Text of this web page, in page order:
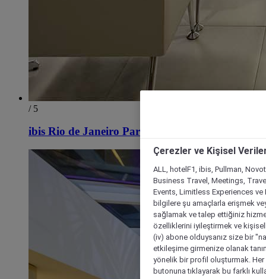
/ 5
ibis Rio de Janeiro Parque Olimpico
Çerezler ve Kişisel
ALL, hotelF1, ibis, Pullman,
Business Travel, Meetings,
Events, Limitless Experiences
bilgilere şu amaçlarla erişmek
sağlamak ve talep ettiğiniz
özelliklerini iyileştirmek ve
(iv) abone olduysanız size bir
etkileşime girmenize olanak
yönelik bir profil oluşturmak.
butonuna tıklayarak bu farklı